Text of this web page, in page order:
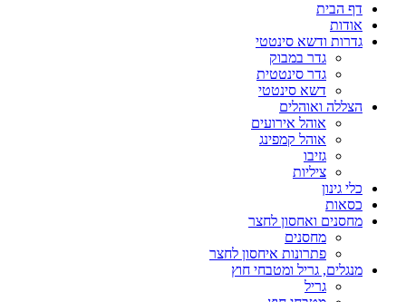
דף הבית
אודות
גדרות ודשא סינטטי
גדר במבוק
גדר סינטטית
דשא סינטטי
הצללה ואוהלים
אוהל אירועים
אוהל קמפינג
גזיבו
ציליות
כלי גינון
כסאות
מחסנים ואחסון לחצר
מחסנים
פתרונות איחסון לחצר
מנגלים, גריל ומטבחי חוץ
גריל